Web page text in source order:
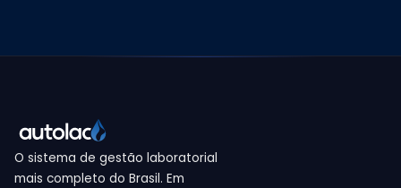
O sistema de gestão laboratorial
mais completo do Brasil. Em